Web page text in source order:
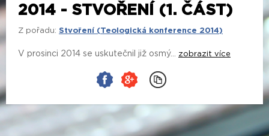
2014 - STVOŘENÍ (1. ČÁST)
Z pořadu: Stvoření (Teologická konference 2014)
V prosinci 2014 se uskutečnil již osmý... zobrazit více